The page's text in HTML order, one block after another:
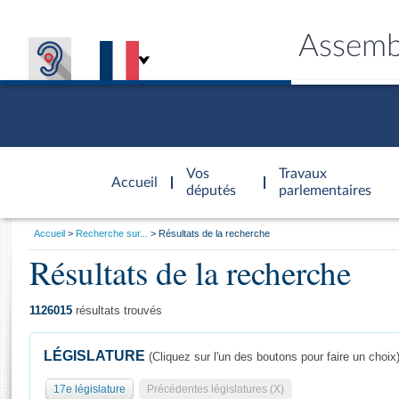
Accueil
d'accueil
Vos
députés
Travaux
parlementaires
Général
Vous
Accueil Recherche sur... Résultats de la recherche
Résultats de la recherche
1126015 résultats trouvés
LÉGISLATURE (Cliquez sur l'un des boutons pour faire un choix)
17e législature Précédentes législatures (X)